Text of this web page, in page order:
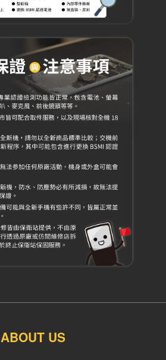
ABOUT US